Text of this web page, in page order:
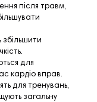
після травм,
збільшити
для
кардіо вправ.
для тренувань,
загальну